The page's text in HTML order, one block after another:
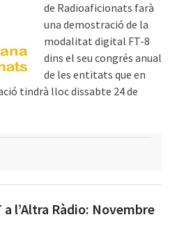
de Radioaficionats farà
una demostració de la
modalitat digital FT-8
dins el seu congrés anual
de les entitats que en
tindrà lloc dissabte 24 de
a l’Altra Ràdio: Novembre